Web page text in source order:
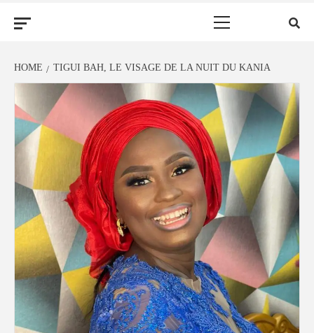
HOME TIGUI BAH, LE VISAGE DE LA NUIT DU KANIA